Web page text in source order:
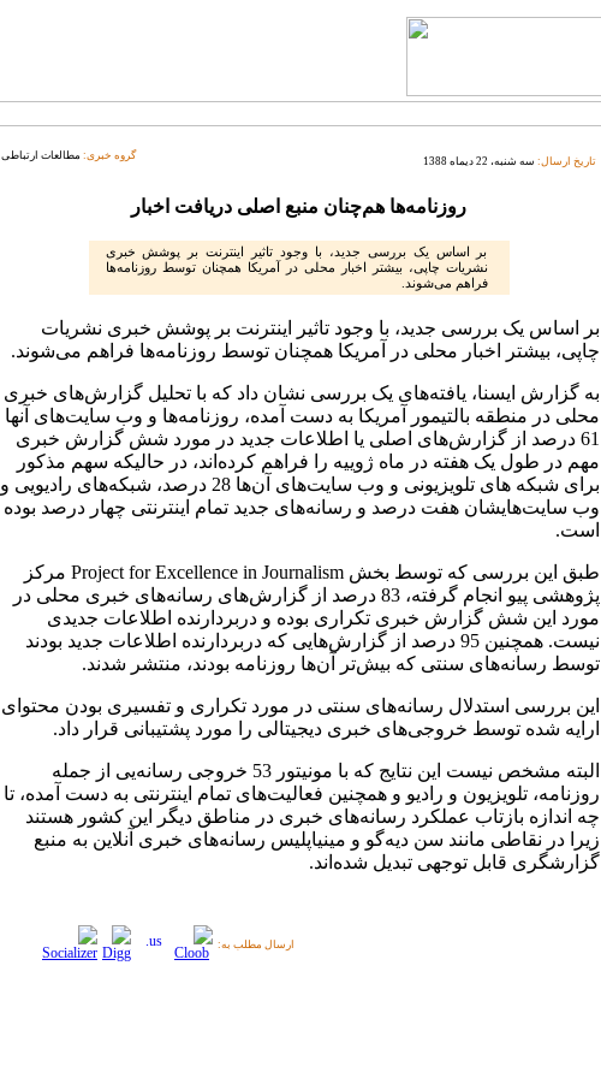
گروه خبری: مطالعات ارتباطی تاریخ ارسال: سه شنبه، 22 دیماه 1388
روزنامه‌ها هم‌چنان منبع اصلی دریافت اخبار
بر اساس یک بررسی جدید، با وجود تاثیر اینترنت بر پوشش خبری
نشریات چاپی، بیشتر اخبار محلی در آمریکا همچنان توسط روزنامه‌ها
فراهم می‌شوند.
بر اساس یک بررسی جدید، با وجود تاثیر اینترنت بر پوشش خبری نشریات
چاپی، بیشتر اخبار محلی در آمریکا همچنان توسط روزنامه‌ها فراهم می‌شوند.
به گزارش ایسنا، یافته‌های یک بررسی نشان داد که با تحلیل گزارش‌های خبری
محلی در منطقه بالتیمور آمریکا به دست آمده، روزنامه‌ها و وب سایت‌های آنها
61 درصد از گزارش‌های اصلی یا اطلاعات جدید در مورد شش گزارش خبری
مهم در طول یک هفته در ماه ژوییه را فراهم کرده‌اند، در حالیکه سهم مذکور
برای شبکه های تلویزیونی و وب سایت‌های آن‌ها 28 درصد، شبکه‌های رادیویی و
وب سایت‌هایشان هفت درصد و رسانه‌های جدید تمام اینترنتی چهار درصد بوده
است.
طبق این بررسی که توسط بخش Project for Excellence in Journalism مرکز
پژوهشی پیو انجام گرفته، 83 درصد از گزارش‌های رسانه‌های خبری محلی در
مورد این شش گزارش خبری تکراری بوده و دربردارنده اطلاعات جدیدی
نیست. همچنین 95 درصد از گزارش‌هایی که دربردارنده اطلاعات جدید بودند
توسط رسانه‌های سنتی که بیش‌تر آن‌ها روزنامه بودند، منتشر شدند.
این بررسی استدلال رسانه‌های سنتی در مورد تکراری و تفسیری بودن محتوای
ارایه شده توسط خروجی‌های خبری دیجیتالی را مورد پشتیبانی قرار داد.
البته مشخص نیست این نتایج که با مونیتور 53 خروجی رسانه‌یی از جمله
روزنامه، تلویزیون و رادیو و همچنین فعالیت‌های تمام اینترنتی به دست‌ آمده، تا
چه اندازه بازتاب عملکرد رسانه‌های خبری در مناطق دیگر این کشور هستند
زیرا در نقاطی مانند سن دیه‌گو و مینیاپلیس رسانه‌های خبری آنلاین به منبع
گزارشگری قابل توجهی تبدیل شده‌اند.
ارسال مطلب به: